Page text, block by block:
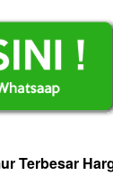
Terbesar